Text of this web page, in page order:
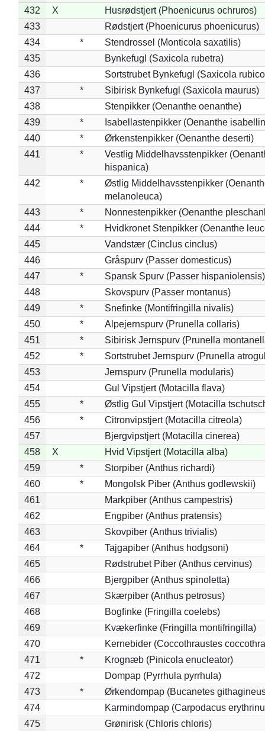
432
X
Husrødstjert (Phoenicurus ochruros)
433
Rødstjert (Phoenicurus phoenicurus)
434
*
Stendrossel (Monticola saxatilis)
435
Bynkefugl (Saxicola rubetra)
436
Sortstrubet Bynkefugl (Saxicola
437
*
Sibirisk Bynkefugl (Saxicola maurus)
438
Stenpikker (Oenanthe oenanthe)
439
*
Isabellastenpikker (Oenanthe
440
*
Ørkenstenpikker (Oenanthe deserti)
441
*
Vestlig Middelhavsstenpikker
hispanica)
442
*
Østlig Middelhavsstenpikker
melanoleuca)
443
*
Nonnestenpikker (Oenanthe
444
*
Hvidkronet Stenpikker (Oenanthe
445
Vandstær (Cinclus cinclus)
446
Gråspurv (Passer domesticus)
447
*
Spansk Spurv (Passer hispaniolensis)
448
Skovspurv (Passer montanus)
449
*
Snefinke (Montifringilla nivalis)
450
*
Alpejernspurv (Prunella collaris)
451
*
Sibirisk Jernspurv (Prunella
452
*
Sortstrubet Jernspurv (Prunella
453
Jernspurv (Prunella modularis)
454
Gul Vipstjert (Motacilla flava)
455
*
Østlig Gul Vipstjert (Motacilla
456
*
Citronvipstjert (Motacilla citreola)
457
Bjergvipstjert (Motacilla cinerea)
458
X
Hvid Vipstjert (Motacilla alba)
459
*
Storpiber (Anthus richardi)
460
*
Mongolsk Piber (Anthus godlewskii)
461
Markpiber (Anthus campestris)
462
Engpiber (Anthus pratensis)
463
Skovpiber (Anthus trivialis)
464
*
Tajgapiber (Anthus hodgsoni)
465
Rødstrubet Piber (Anthus cervinus)
466
Bjergpiber (Anthus spinoletta)
467
Skærpiber (Anthus petrosus)
468
Bogfinke (Fringilla coelebs)
469
Kvækerfinke (Fringilla montifringilla)
470
Kernebider (Coccothraustes
471
*
Krognæb (Pinicola enucleator)
472
Dompap (Pyrrhula pyrrhula)
473
*
Ørkendompap (Bucanetes
474
Karmindompap (Carpodacus
475
Grønirisk (Chloris chloris)